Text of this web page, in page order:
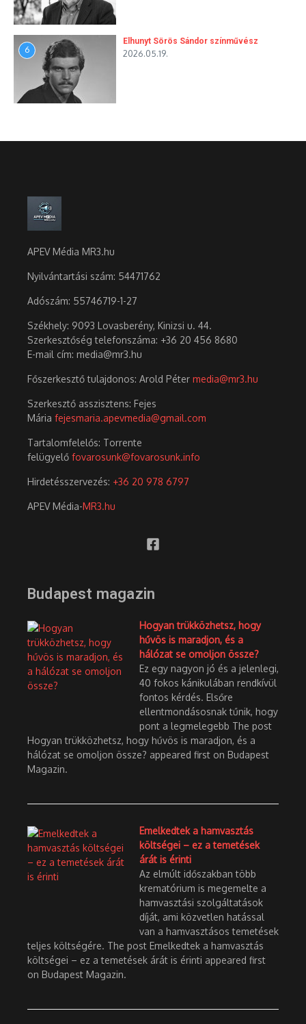
6
Elhunyt Sörös Sándor színművész
2026.05.19.
APEV Média MR3.hu
Nyilvántartási szám: 54471762
Adószám: 55746719-1-27
Székhely: 9093 Lovasberény, Kinizsi u. 44.
Szerkesztőség telefonszáma: +36 20 456 8680
E-mail cím: media@mr3.hu
Főszerkesztő tulajdonos: Arold Péter media@mr3.hu
Szerkesztő asszisztens: Fejes
Mária fejesmaria.apevmedia@gmail.com
Tartalomfelelős: Torrente
felügyelő fovarosunk@fovarosunk.info
Hirdetésszervezés: +36 20 978 6797
APEV Média-MR3.hu
Budapest magazin
Hogyan trükközhetsz, hogy
hűvös is maradjon, és a
hálózat se omoljon össze?
Ez egy nagyon jó és a jelenlegi,
40 fokos kánikulában rendkívül
fontos kérdés. Elsőre
ellentmondásosnak tűnik, hogy
pont a legmelegebb The post
Hogyan trükközhetsz, hogy hűvös is maradjon, és a
hálózat se omoljon össze? appeared first on Budapest
Magazin.
Emelkedtek a hamvasztás
költségei – ez a temetések
árát is érinti
Az elmúlt időszakban több
krematórium is megemelte a
hamvasztási szolgáltatások
díját, ami közvetlen hatással
van a hamvasztásos temetések
teljes költségére. The post Emelkedtek a hamvasztás
költségei – ez a temetések árát is érinti appeared first
on Budapest Magazin.